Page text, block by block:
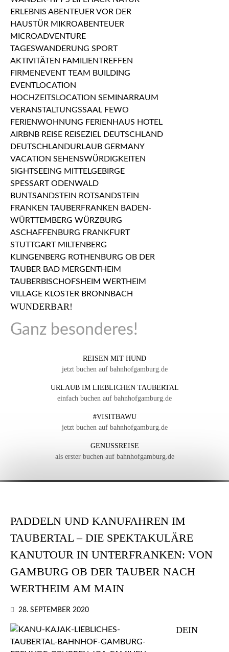
WUNDERBAR!
Ganz besonderes!
REISEN MIT HUND
jetzt buchen auf bahnhofgamburg.de
URLAUB IM LIEBLICHEN TAUBERTAL
einfach buchen auf bahnhofgamburg.de
#VISITBAWU
jetzt buchen auf bahnhofgamburg.de
GENUSSREISE
als erster buchen auf bahnhofgamburg.de
PADDELN UND KANUFAHREN IM
TAUBERTAL – DIE SPEKTAKULÄRE
KANUTOUR IN UNTERFRANKEN: VON
GAMBURG OB DER TAUBER NACH
WERTHEIM AM MAIN
28. SEPTEMBER 2020
DEIN